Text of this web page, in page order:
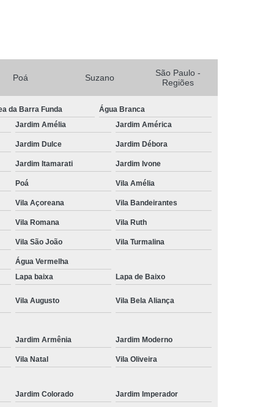
Cabelo Mogi das Cruzes
Tratamento para Crescer o Cabelo
Tratamento Natural para Queda de Cabelo
Tratamento para Queda Capilar
Tratamento para Queda de Cabelo Feminino
Tratamento para Queda de Cabelo Masculino
de Cabelo Mogi das Cruzes
de Cabelo Suzano
de Cabelo
Tricologia Avançada
Cabelo
Tricologia do Cabelo Lapa
Tricologia do Cabelo Suzano
Cabelo Tricologista
Tricologista
Tricologista para Particular
Poá Suzano
São Paulo -
Regiões
da Barra Funda
Água Branca
Jardim Amélia Jardim América
Jardim Dulce Jardim Débora
Jardim Itamarati Jardim Ivone
Poá Vila Amélia
Vila Açoreana Vila Bandeirantes
Vila Romana Vila Ruth
Vila São João Vila Turmalina
Água Vermelha
Lapa baixa Lapa de Baixo
Vila Augusto Vila Bela Aliança
Jardim Armênia Jardim Moderno
Vila Natal Vila Oliveira
Jardim Colorado Jardim Imperador